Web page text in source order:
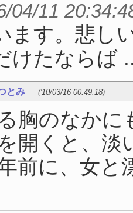
04/11
ます。悲し
けたならば
とみ ('10/03/16 00:49:18)
胸のなかに
開くと、
前に、女と